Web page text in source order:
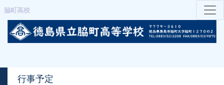
脇町高校
行事予定